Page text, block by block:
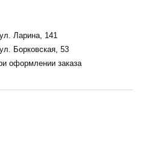
Ларина, 141
Борковская, 53
оформлении заказа